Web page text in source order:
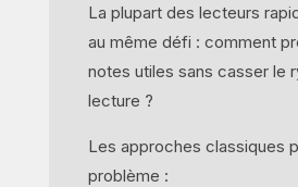
La plupart des lecteurs
au même défi : comment
notes utiles sans casser le
lecture ?
Les approches classiques
problème :